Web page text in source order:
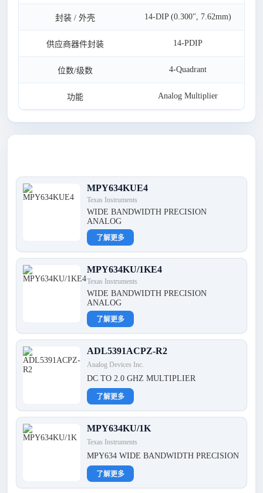
封装 / 外壳 14-DIP (0.300", 7.62mm)
供应商器件封装 14-PDIP
位数/级数 4-Quadrant
功能 Analog Multiplier
MPY634KUE4
Texas Instruments
WIDE BANDWIDTH PRECISION
ANALOG
了解更多
MPY634KU/1KE4
Texas Instruments
WIDE BANDWIDTH PRECISION
ANALOG
了解更多
ADL5391ACPZ-R2
Analog Devices Inc.
DC TO 2.0 GHZ MULTIPLIER
了解更多
MPY634KU/1K
Texas Instruments
MPY634 WIDE BANDWIDTH PRECISION
了解更多